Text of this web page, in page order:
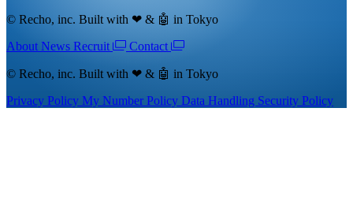
© Recho, inc. Built with ❤ & 🤖 in Tokyo
About News Recruit Contact
© Recho, inc. Built with ❤ & 🤖 in Tokyo
Privacy Policy My Number Policy Data Handling Security Policy